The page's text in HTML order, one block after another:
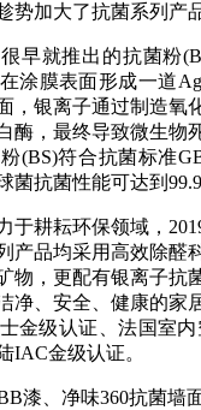
势加大了抗菌系列产
早就推出的抗菌粉
涂膜表面形成一道
，银离子通过制造氧
酶，最终导致微生物
(BS)符合抗菌标准
菌抗菌性能可达到
于耕耘环保领域，
产品均采用高效除醛
物，更配有银离子抗
净、安全、健康的家
金级认证、法国室
IAC金级认证。
漆、净味360抗菌墙